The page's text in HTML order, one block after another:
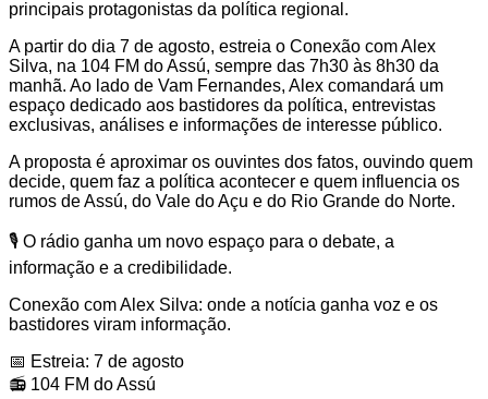
principais protagonistas da política regional.
A partir do dia 7 de agosto, estreia o Conexão com Alex
Silva, na 104 FM do Assú, sempre das 7h30 às 8h30 da
manhã. Ao lado de Vam Fernandes, Alex comandará um
espaço dedicado aos bastidores da política, entrevistas
exclusivas, análises e informações de interesse público.
A proposta é aproximar os ouvintes dos fatos, ouvindo quem
decide, quem faz a política acontecer e quem influencia os
rumos de Assú, do Vale do Açu e do Rio Grande do Norte.
🎙️ O rádio ganha um novo espaço para o debate, a
informação e a credibilidade.
Conexão com Alex Silva: onde a notícia ganha voz e os
bastidores viram informação.
📅 Estreia: 7 de agosto
📻 104 FM do Assú